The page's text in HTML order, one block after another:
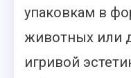
упаковкам в
животных или
игривой